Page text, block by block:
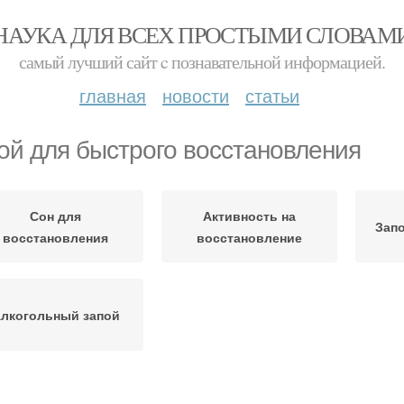
ДЛЯ ВСЕХ ПРОСТЫМИ
самый лучший сайт c познавательной информацией.
главная новости статьи
для быстрого восстановления
Сон для
восстановления
Активность на
восстановление
запой